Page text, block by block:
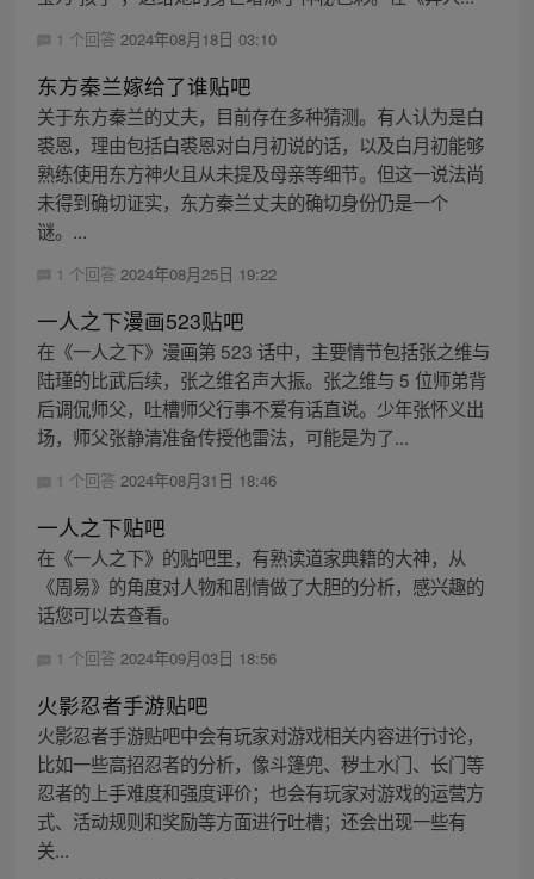
1 个回答 2024年08月18日 03:10
东方秦兰嫁给了谁贴吧
关于东方秦兰的丈夫，目前存在多种猜测。有人认为是白
裘恩，理由包括白裘恩对白月初说的话，以及白月初能够
熟练使用东方神火且从未提及母亲等细节。但这一说法尚
未得到确切证实，东方秦兰丈夫的确切身份仍是一个
谜。...
1 个回答 2024年08月25日 19:22
一人之下漫画523贴吧
在《一人之下》漫画第 523 话中，主要情节包括张之维与
陆瑾的比武后续，张之维名声大振。张之维与 5 位师弟背
后调侃师父，吐槽师父行事不爱有话直说。少年张怀义出
场，师父张静清准备传授他雷法，可能是为了...
1 个回答 2024年08月31日 18:46
一人之下贴吧
在《一人之下》的贴吧里，有熟读道家典籍的大神，从
《周易》的角度对人物和剧情做了大胆的分析，感兴趣的
话您可以去查看。
1 个回答 2024年09月03日 18:56
火影忍者手游贴吧
火影忍者手游贴吧中会有玩家对游戏相关内容进行讨论，
比如一些高招忍者的分析，像斗篷兜、秽土水门、长门等
忍者的上手难度和强度评价；也会有玩家对游戏的运营方
式、活动规则和奖励等方面进行吐槽；还会出现一些有
关...